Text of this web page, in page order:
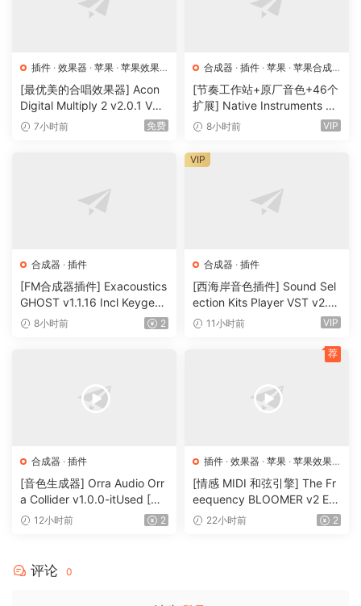
Movable interface panels.
options.
Chromatic Tuner
x64: Standalone, VST3, VST2, .aaxplugin
Rock on! – TCD²
that if you have any plugin module registered under
R2R method, that it should not overwrite it. At least this
is the idea at hand, with onlyifdoesntexist being used
in the script. It is a way of saying thank you
mean? Everybody rocks, especially active teams in any
插件 · 效果器 · 苹果 · 苹果效果
器
[最优美的合唱效果器] Acon
Digital Multiply 2 v2.0.1 VST
VST3 AU AAX [WiN, MacOS
7小时前 免费
合成器 · 插件 · 苹果 · 苹果合成
器
[节奏工作站+原厂音色+46个
扩展] Native Instruments M
aschine 3.6.0-HCiSO [Mac
8小时前 VIP
合成器 · 插件
[FM合成器插件] Exacoustics
GHOST v1.1.16 Incl Keygen-
R2R [WiN]（12.1MB）
8小时前 2
合成器 · 插件
[西海岸音色插件] Sound Sel
ection Kits Player VST v2.0.
0 bundle-V.R [WiN]（3.26G
11小时前 VIP
VIP
合成器 · 插件
[音色生成器] Orra Audio Orr
a Collider v1.0.0-itUsed [Wi
N]（5.12MB）
12小时前 2
插件 · 效果器 · 苹果 · 苹果效果
器
[情感 MIDI 和弦引擎] The Fr
eequency BLOOMER v2 Em
otional Chord Engine [WiN,
22小时前 2
荐
评论 0